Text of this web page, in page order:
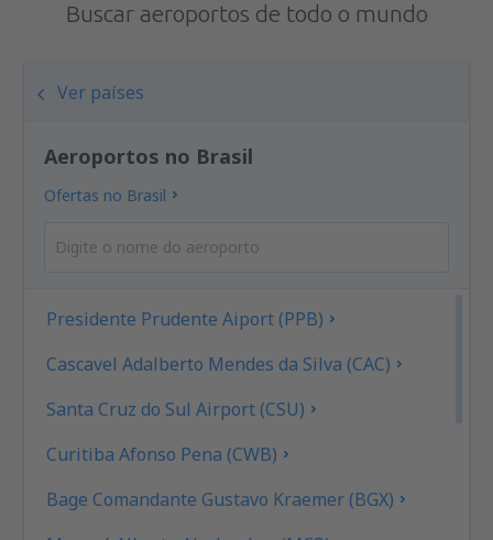
Buscar aeroportos de todo o mundo
Ver países
Aeroportos no Brasil
Ofertas no Brasil
Presidente Prudente Aiport (PPB)
Cascavel Adalberto Mendes da Silva (CAC)
Santa Cruz do Sul Airport (CSU)
Curitiba Afonso Pena (CWB)
Bage Comandante Gustavo Kraemer (BGX)